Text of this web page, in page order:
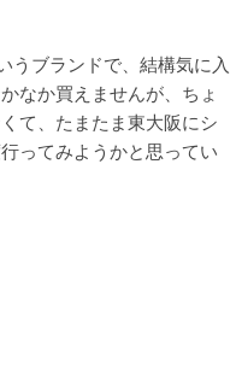
うブランドで、結構気に入
なか買えませんが、ちょ
て、たまたま東大阪にシ
ってみようかと思ってい